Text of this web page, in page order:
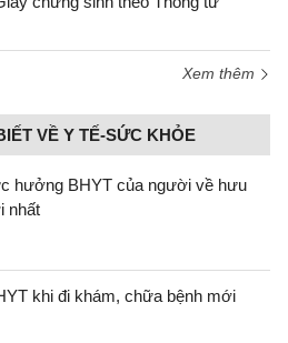
Xem thêm
VỀ Y TẾ-SỨC KHỎE
hưởng BHYT của người về hưu
nhất
khi đi khám, chữa bệnh mới